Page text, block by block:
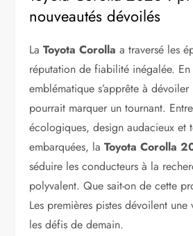
nouveautés dévoilés
LaToyota Corolla a traversé les
réputation de fiabilité inégalée.
emblématique s’apprête à
pourrait marquer un tournant.
écologiques, design audacieux et
embarquées, laToyota Corolla
séduire les conducteurs à la
polyvalent. Que sait-on de cette
Les premières pistes dévoilent
les défis de demain.